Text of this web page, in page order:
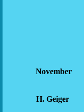
November
H. Geiger